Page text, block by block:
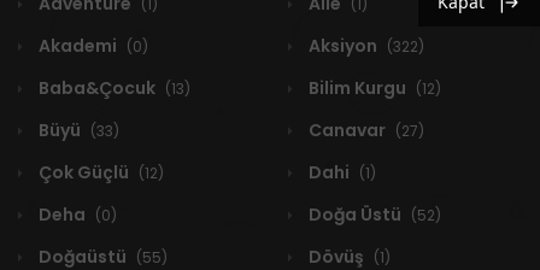
(1) (1)
Akademi (0) Aksiyon (322)
Baba&Çocuk (13) Bilim Kurgu (12)
Büyü (33) Canavar (27)
Çok Güçlü (12) Dahi (1)
Deha (0) Doğa Üstü (52)
Doğaüstü (55) Dövüş (1)